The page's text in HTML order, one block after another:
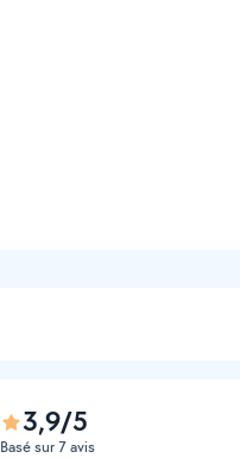
3,9/5
Basé sur 7 avis